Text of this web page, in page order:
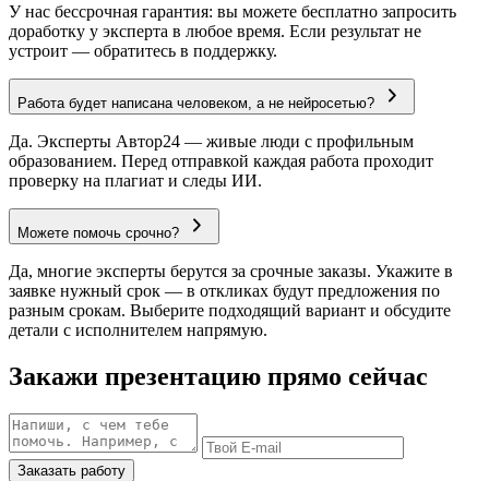
У нас бессрочная гарантия: вы можете бесплатно запросить
доработку у эксперта в любое время. Если результат не
устроит — обратитесь в поддержку.
Работа будет написана человеком, а не нейросетью?
Да. Эксперты Автор24 — живые люди с профильным
образованием. Перед отправкой каждая работа проходит
проверку на плагиат и следы ИИ.
Можете помочь срочно?
Да, многие эксперты берутся за срочные заказы. Укажите в
заявке нужный срок — в откликах будут предложения по
разным срокам. Выберите подходящий вариант и обсудите
детали с исполнителем напрямую.
Закажи презентацию прямо сейчас
Заказать работу